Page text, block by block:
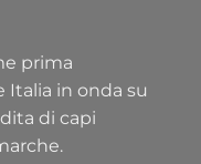
prima
Italia in onda su
di capi